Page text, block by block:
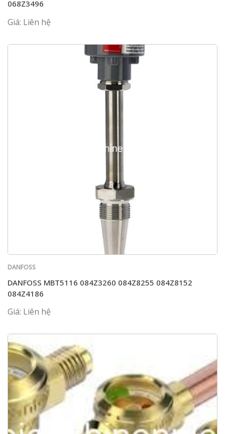
068Z3496
Giá: Liên hệ
DANFOSS
DANFOSS MBT5116 084Z3260 084Z8255 084Z8152
084Z4186
Giá: Liên hệ